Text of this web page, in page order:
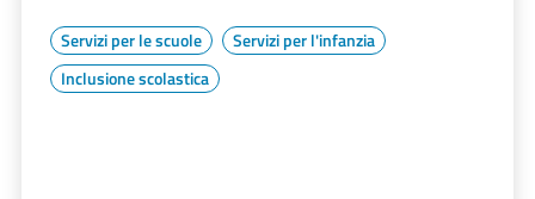
Servizi per le scuole
Servizi per l'infanzia
Inclusione scolastica